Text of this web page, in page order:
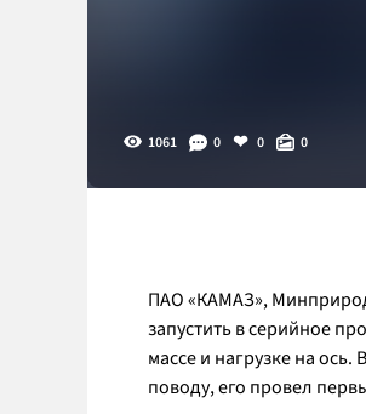
1061 0 0 0
ПАО «КАМАЗ»,
запустить в серийное
массе и нагрузке на
поводу, его провел